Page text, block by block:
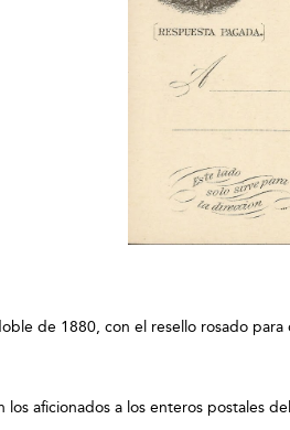
de 1880, con el resello rosado
los aficionados a los enteros postales